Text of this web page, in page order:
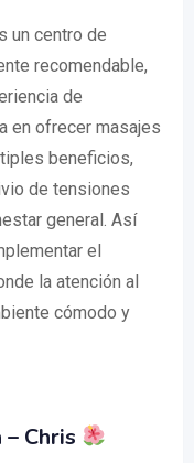
un centro de
recomendable,
de
en ofrecer masajes
beneficios,
de tensiones
general. Así
el
la atención al
cómodo y
– Chris